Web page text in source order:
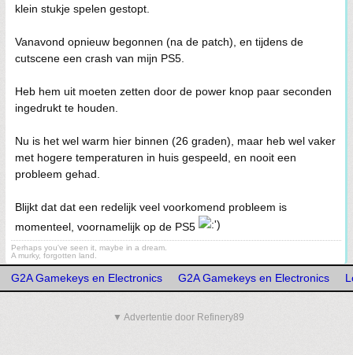
klein stukje spelen gestopt.
Vanavond opnieuw begonnen (na de patch), en tijdens de
cutscene een crash van mijn PS5.
Heb hem uit moeten zetten door de power knop paar seconden
ingedrukt te houden.
Nu is het wel warm hier binnen (26 graden), maar heb wel vaker
met hogere temperaturen in huis gespeeld, en nooit een
probleem gehad.
Blijkt dat dat een redelijk veel voorkomend probleem is
momenteel, voornamelijk op de PS5
Perhaps you've seen it, maybe in a dream.
A murky, forgotten land.
G2A Gamekeys en Electronics G2A Gamekeys en Electronics
▼ Advertentie door Refinery89